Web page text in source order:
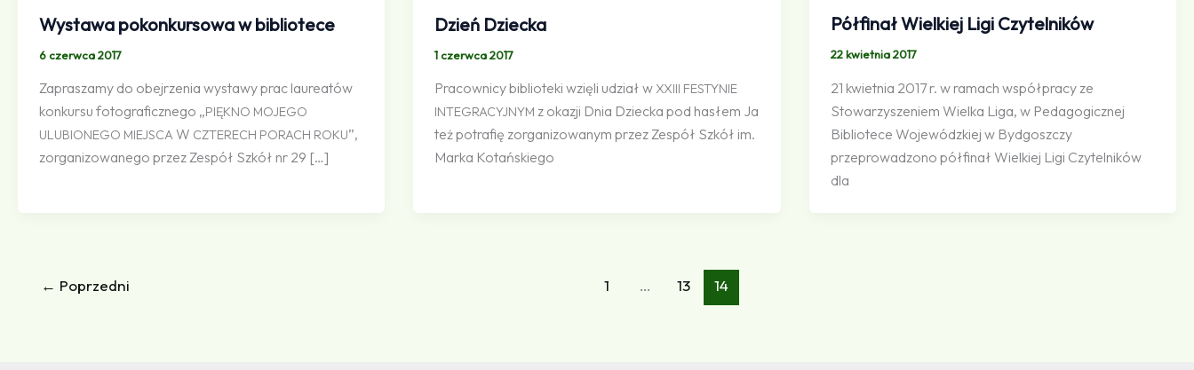
Wystawa pokonkursowa w bibliotece
6 czerwca 2017
Zapraszamy do obejrzenia wystawy prac laureatów
konkursu fotograficznego „PIĘKNO MOJEGO
ULUBIONEGO MIEJSCAW CZTERECH PORACH ROKU”,
zorganizowanego przez Zespół Szkół nr 29 […]
Dzień Dziecka
1 czerwca 2017
Pracownicy biblioteki wzięli udział w XXIII FESTYNIE
INTEGRACYJNYM z okazji Dnia Dziecka pod hasłem Ja
też potrafię zorganizowanym przez Zespół Szkół im.
Marka Kotańskiego
Półfinał Wielkiej Ligi Czytelników
22 kwietnia 2017
21 kwietnia 2017 r. w ramach współpracy ze
Stowarzyszeniem Wielka Liga, w Pedagogicznej
Bibliotece Wojewódzkiej w Bydgoszczy
przeprowadzono półfinał Wielkiej Ligi Czytelników
dla
← Poprzedni 1 … 13 14